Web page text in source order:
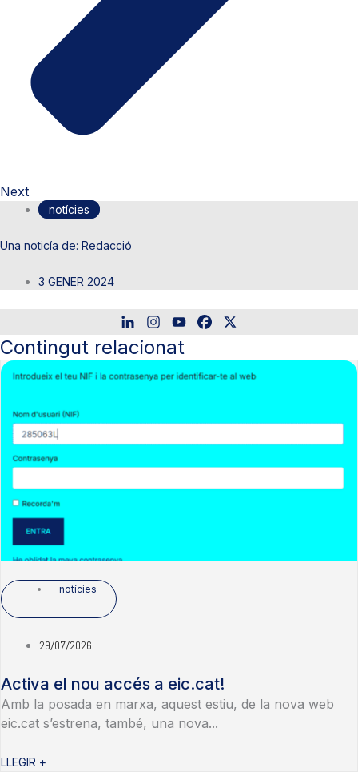
Next
notícies
Redacció
3 GENER 2024
Contingut relacionat
notícies
29/07/2026
Activa el nou accés a eic.cat!
Amb la posada en marxa, aquest estiu, de la nova web
eic.cat s’estrena, també, una nova...
LLEGIR +